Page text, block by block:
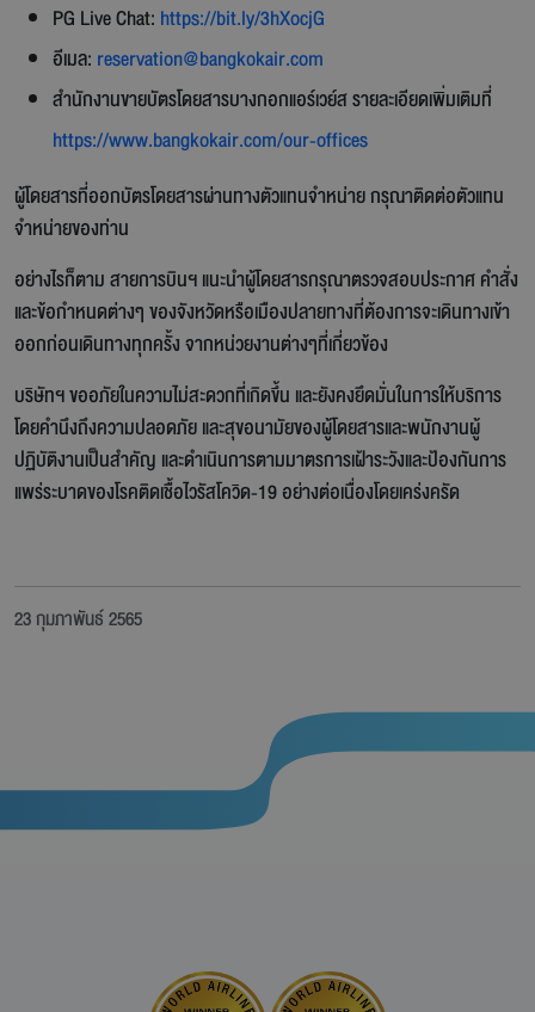
PG Live Chat: https://bit.ly/3hXocjG
อีเมล: reservation@bangkokair.com
สำนักงานขายบัตรโดยสารบางกอกแอร์เวย์ส รายละเอียดเพิ่มเติมที่
https://www.bangkokair.com/our-offices
ผู้โดยสารที่ออกบัตรโดยสารผ่านทางตัวแทนจำหน่าย กรุณาติดต่อตัวแทน
จำหน่ายของท่าน
อย่างไรก็ตาม สายการบินฯ แนะนำผู้โดยสารกรุณาตรวจสอบประกาศ คำสั่ง
และข้อกำหนดต่างๆ ของจังหวัดหรือเมืองปลายทางที่ต้องการจะเดินทางเข้า
ออกก่อนเดินทางทุกครั้ง จากหน่วยงานต่างๆที่เกี่ยวข้อง
บริษัทฯ ขออภัยในความไม่สะดวกที่เกิดขึ้น และยังคงยึดมั่นในการให้บริการ
โดยคำนึงถึงความปลอดภัย และสุขอนามัยของผู้โดยสารและพนักงานผู้
ปฏิบัติงานเป็นสำคัญ และดำเนินการตามมาตรการเฝ้าระวังและป้องกันการ
แพร่ระบาดของโรคติดเชื้อไวรัสโควิด-19 อย่างต่อเนื่องโดยเคร่งครัด
23 กุมภาพันธ์ 2565